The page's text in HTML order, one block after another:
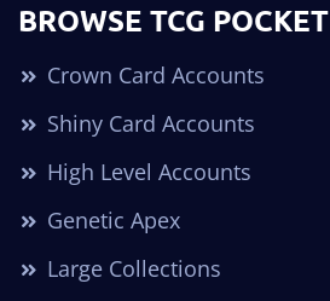
BROWSE TCG POCKET
Crown Card Accounts
Shiny Card Accounts
High Level Accounts
Genetic Apex
Large Collections